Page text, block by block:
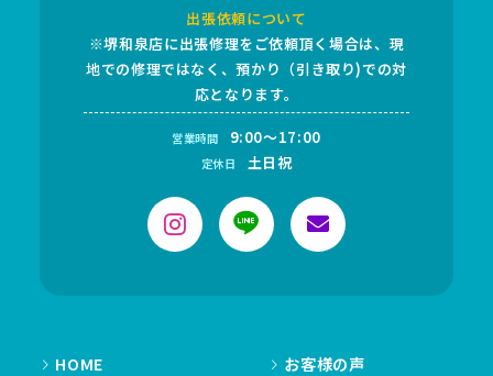
出張依頼について
※堺和泉店に出張修理をご依頼頂く場合は、現
地での修理ではなく、預かり（引き取り)での対
応となります。
営業時間 9:00～17:00
定休日 土日祝
HOME
お客様の声